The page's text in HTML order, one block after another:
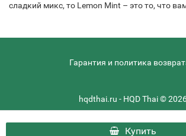
Купить
сладкий микс, то Lemon Mint – это то, что
Гарантия и политика
hqdthai.ru - HQD Thai ©